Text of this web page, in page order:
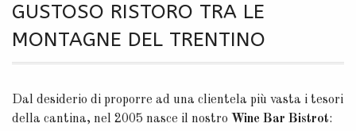
GUSTOSO RISTORO TRA LE
MONTAGNE DEL TRENTINO
Dal desiderio di proporre ad una clientela più vasta i tesori
della cantina, nel 2005 nasce il nostro Wine Bar Bistrot: